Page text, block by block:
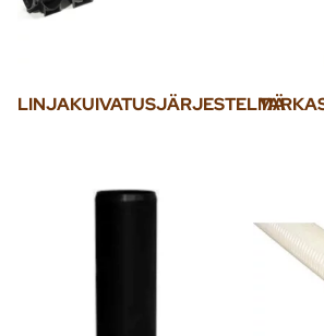
LINJAKUIVATUSJÄRJESTELMÄ